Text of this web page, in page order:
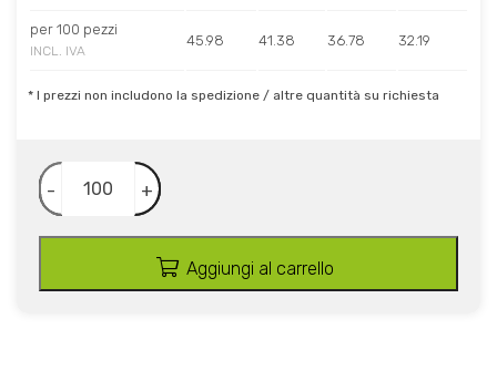
per 100 pezzi
INCL. IVA
45.98 41.38 36.78 32.19
* I prezzi non includono la spedizione / altre quantità su richiesta
- +
Aggiungi al carrello